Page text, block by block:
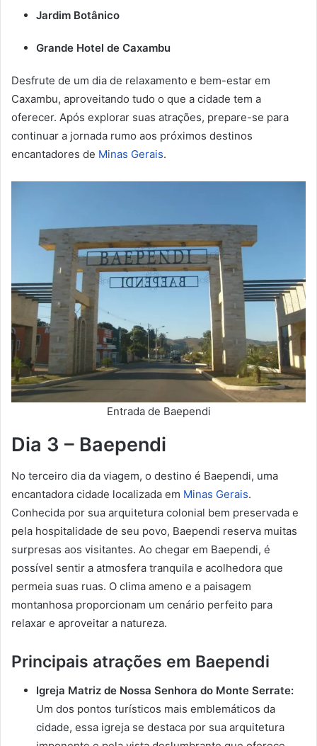
Jardim Botânico
Grande Hotel de Caxambu
Desfrute de um dia de relaxamento e bem-estar em
Caxambu, aproveitando tudo o que a cidade tem a
oferecer. Após explorar suas atrações, prepare-se para
continuar a jornada rumo aos próximos destinos
encantadores de Minas Gerais.
Entrada de Baependi
Dia 3 – Baependi
No terceiro dia da viagem, o destino é Baependi, uma
encantadora cidade localizada em Minas Gerais.
Conhecida por sua arquitetura colonial bem preservada e
pela hospitalidade de seu povo, Baependi reserva muitas
surpresas aos visitantes. Ao chegar em Baependi, é
possível sentir a atmosfera tranquila e acolhedora que
permeia suas ruas. O clima ameno e a paisagem
montanhosa proporcionam um cenário perfeito para
relaxar e aproveitar a natureza.
Principais atrações em Baependi
Igreja Matriz de Nossa Senhora do Monte Serrate:
Um dos pontos turísticos mais emblemáticos da
cidade, essa igreja se destaca por sua arquitetura